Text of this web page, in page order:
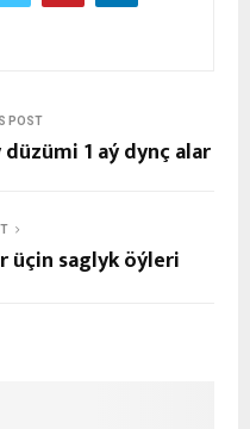
POST
1 aý dynç alar
üçin saglyk öýleri